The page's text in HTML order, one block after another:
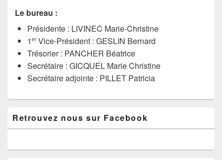
Le bureau :
Présidente : LIVINEC Marie-Christine
1 erVice-Président : GESLIN Bernard
Trésorier : PANCHER Béatrice
Secrétaire : GICQUEL Marie Christine
Secrétaire adjointe : PILLET Patricia
principale
de
pour
Retrouvez nous sur Facebook